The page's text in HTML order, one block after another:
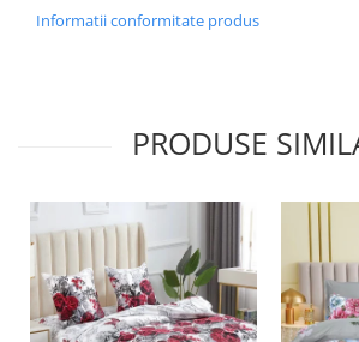
Informatii conformitate produs
PRODUSE